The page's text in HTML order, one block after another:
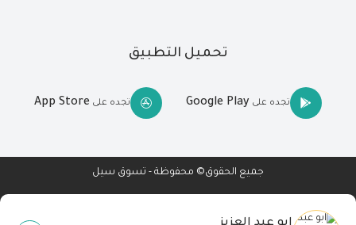
تحميل التطبيق
تجده على Google Play تجده على App Store
جميع الحقوق© محفوظة - تسوق سيل